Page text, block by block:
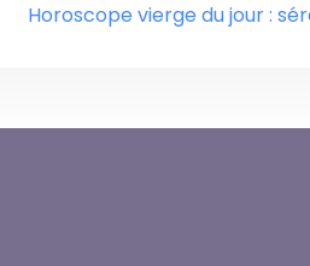
Horoscope vierge du jour :